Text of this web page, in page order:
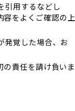
引用するなどし
容をよくご確認の上
発覚した場合、お
の責任を請け負いま